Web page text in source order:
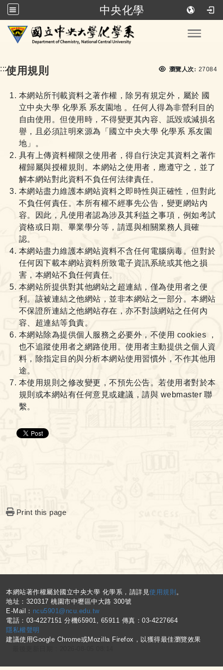
中央化學
跳到主要內容
::: 瀏覽人次: 瀏覽
27084
使用規則
本網站所刊載資料之著作權，除另有規定外，屬於 國
立中央大學 化學系 系友園地 。任何人得為非營利目的
自由使用。但使用時，不得變更其內容、詆毀或減損名
譽，且必須註明來源為「國立中央大學 化學系 系友園
地」。
具有上傳資料權限之使用者，得自行決定其資料之著作
權歸屬與授權規則。本網站之使用者，應遵守之，並了
解本網站對此資料不負任何法律責任。
本網站盡力維護本網站資料之即時性與正確性，但對此
不負任何責任。本所有權不經事先公告，變更網站內
容。因此，凡使用者認為涉及其利益之事項，例如考試
資格或日期、畢業學分等，請逕與相關業務人員確
認。
本網站盡力維護本網站資料不含任何電腦病毒。但對於
任何因下載本網站資料所致電子資訊系統或其他之損
害，本網站不負任何責任。
本網站所提供對其他網站之超連結，僅為使用者之便
利。該被連結之他網站，並非本網站之一部分。本網站
不保證所連結之他網站存在，亦不對該網站之任何內
容、超連結等負責。
本網站除為提供個人服務之必要外，不使用 cookies ，
也不追蹤使用者之網路使用。使用者主動提供之個人資
料，除指定目的與分析本網站使用習慣外，不作其他用
途。
本使用規則之修改變更，不預先公告。若使用者對於本
規則或本網站有任何意見或建議，請與 webmaster 聯
繫。
Print this page
:::本網站著作權屬於國立中央大學 化學系，請詳見使用規則 。
地址：320317 桃園市中壢區中大路 300號
E-Mail： ncu5901@ncu.edu.tw
電話：03-4227151 分機65901, 65911 傳真：03-4227664
隱私權聲明
建議使用Google Chrome或Mozilla Firefox，以獲得最佳瀏覽效果